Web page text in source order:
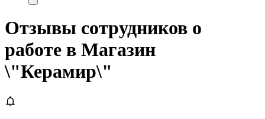
Отзывы сотрудников о
работе в Магазин
\"Керамир\"